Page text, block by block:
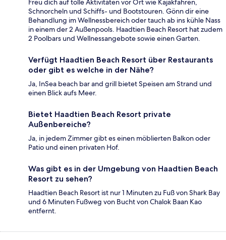
Freu dich auf tolle Aktivitäten vor Ort wie Kajakfahren,
Schnorcheln und Schiffs- und Bootstouren. Gönn dir eine
Behandlung im Wellnessbereich oder tauch ab ins kühle Nass
in einem der 2 Außenpools. Haadtien Beach Resort hat zudem
2 Poolbars und Wellnessangebote sowie einen Garten.
Verfügt Haadtien Beach Resort über Restaurants
oder gibt es welche in der Nähe?
Ja, InSea beach bar and grill bietet Speisen am Strand und
einen Blick aufs Meer.
Bietet Haadtien Beach Resort private
Außenbereiche?
Ja, in jedem Zimmer gibt es einen möblierten Balkon oder
Patio und einen privaten Hof.
Was gibt es in der Umgebung von Haadtien Beach
Resort zu sehen?
Haadtien Beach Resort ist nur 1 Minuten zu Fuß von Shark Bay
und 6 Minuten Fußweg von Bucht von Chalok Baan Kao
entfernt.